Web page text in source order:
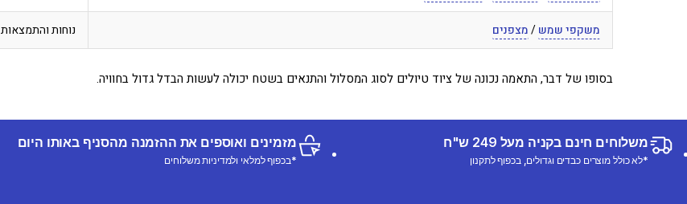
משקפי שמש/מצפנים נוחות והתמצאות
בסופו של דבר, התאמה נכונה של ציוד טיולים לסוג המסלול והתנאים בשטח יכולה לעשות הבדל גדול בחוויה.
משלוחים חינם בקניה מעל 249 ש"ח
*לא כולל מוצרים כבדים וגדולים, בכפוף לתקנון
מזמינים ואוספים את ההזמנה מהסניף באותו היום
*בכפוף למלאי ולמדיניות משלוחים